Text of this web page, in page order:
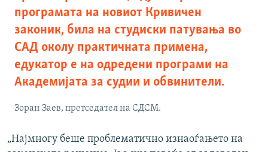
програмата на новиот Кривичен
законик, била на студиски патувања во
САД околу практичната примена,
едукатор е на одредени програми на
Академијата за судии и обвинители.
Зоран Заев, претседател на СДСМ.
„Најмногу беше проблематично изнаоѓањето на